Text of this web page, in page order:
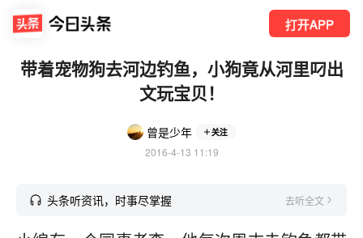
打开APP
带着宠物狗去河边钓鱼，小狗竟从河里叼出
文玩宝贝！
曾是少年 关注
2016-4-13 11:19
头条听资讯，时事尽掌握 去听全文